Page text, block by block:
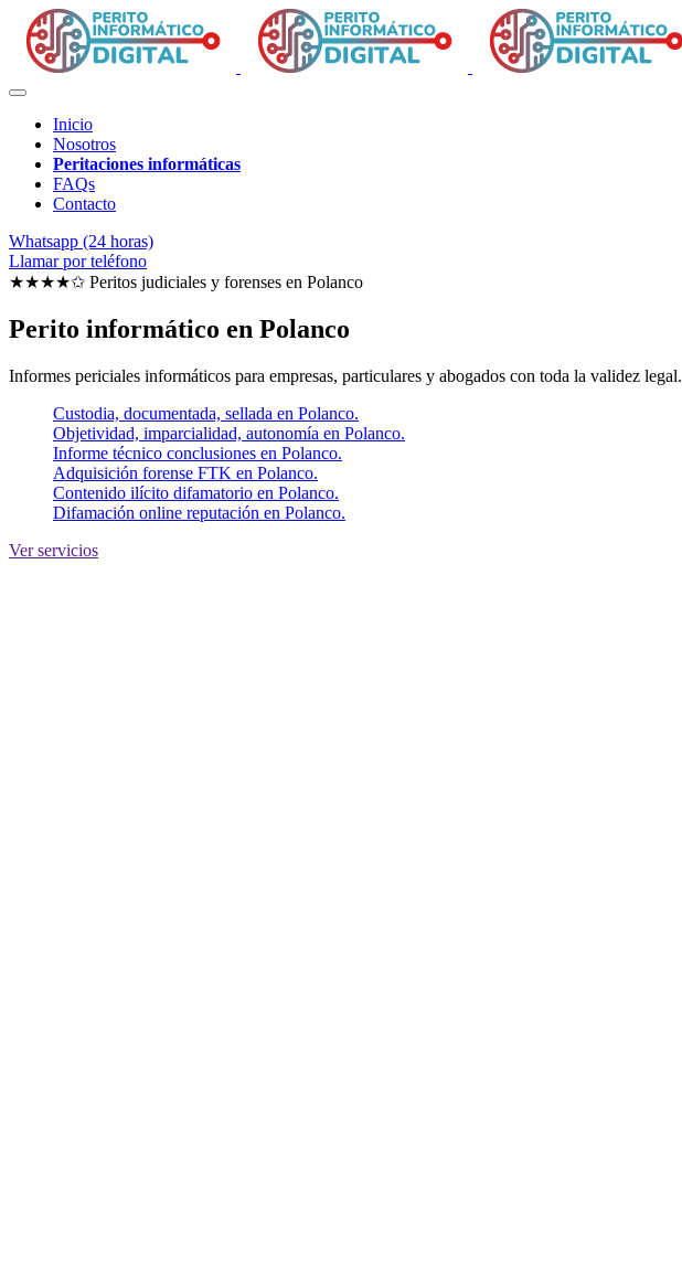
Inicio
Nosotros
Peritaciones informáticas
FAQs
Contacto
Whatsapp (24 horas)
Llamar por teléfono
★★★★✩ Peritos judiciales y forenses en Polanco
Perito informático en Polanco
Informes periciales informáticos para empresas, particulares y abogados con toda la validez legal.
Custodia, documentada, sellada en Polanco.
Objetividad, imparcialidad, autonomía en Polanco.
Informe técnico conclusiones en Polanco.
Adquisición forense FTK en Polanco.
Contenido ilícito difamatorio en Polanco.
Difamación online reputación en Polanco.
Ver servicios